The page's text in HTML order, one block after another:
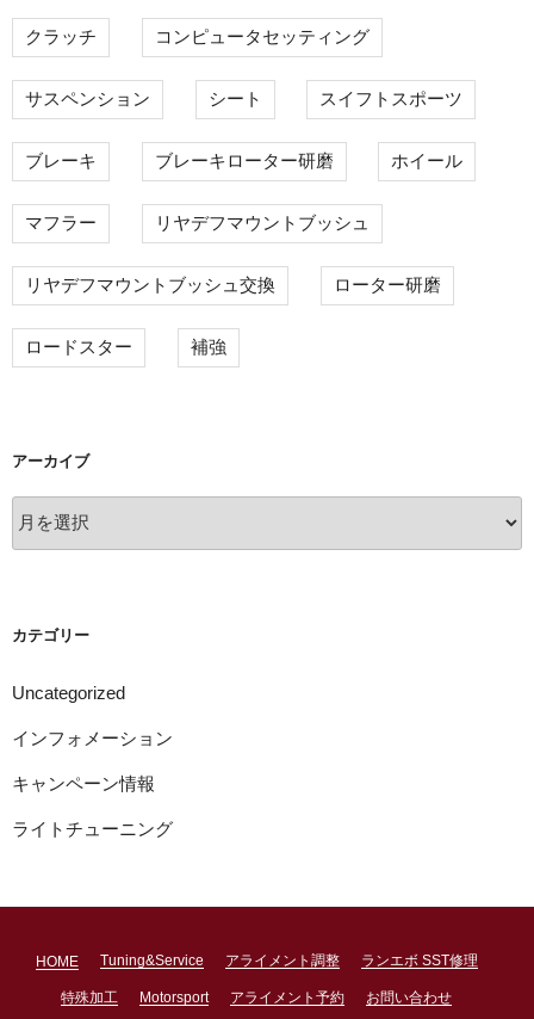
クラッチ コンピュータセッティング
サスペンション シート スイフトスポーツ
ブレーキ ブレーキローター研磨 ホイール
マフラー リヤデフマウントブッシュ
リヤデフマウントブッシュ交換 ローター研磨
ロードスター 補強
アーカイブ
ー
カテゴリー
Uncategorized
インフォメーション
キャンペーン情報
ライトチューニング
HOME Tuning&Service アライメント調整 ランエボ SST修理
特殊加工 Motorsport アライメント予約 お問い合わせ